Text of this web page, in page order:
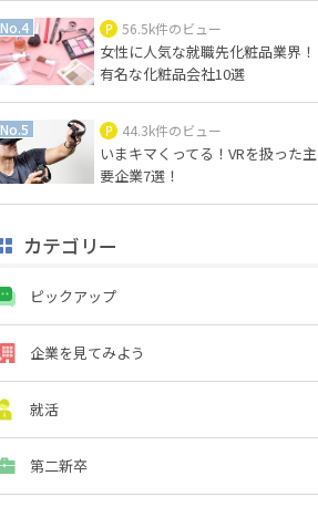
56.5k件のビュー
女性に人気な就職先化粧品業界！
有名な化粧品会社10選
44.3k件のビュー
いまキマくってる！VRを扱った主
要企業7選！
カテゴリー
ピックアップ
企業を見てみよう
就活
第二新卒